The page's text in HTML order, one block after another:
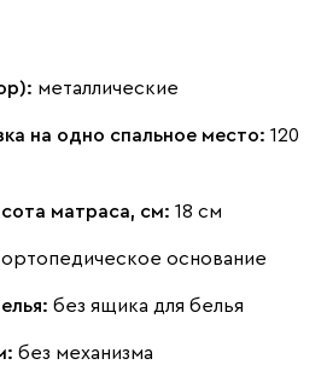
металлические
на одно спальное место: 120
матраса, см: 18 см
ортопедическое основание
без ящика для белья
без механизма